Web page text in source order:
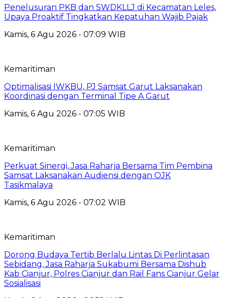
Penelusuran PKB dan SWDKLLJ di Kecamatan Leles,
Upaya Proaktif Tingkatkan Kepatuhan Wajib Pajak
Kamis, 6 Agu 2026 - 07:09 WIB
Kemaritiman
Optimalisasi IWKBU, PJ Samsat Garut Laksanakan
Koordinasi dengan Terminal Tipe A Garut
Kamis, 6 Agu 2026 - 07:05 WIB
Kemaritiman
Perkuat Sinergi, Jasa Raharja Bersama Tim Pembina
Samsat Laksanakan Audiensi dengan OJK
Tasikmalaya
Kamis, 6 Agu 2026 - 07:02 WIB
Kemaritiman
Dorong Budaya Tertib Berlalu Lintas Di Perlintasan
Sebidang, Jasa Raharja Sukabumi Bersama Dishub
Kab Cianjur, Polres Cianjur dan Rail Fans Cianjur Gelar
Sosialisasi